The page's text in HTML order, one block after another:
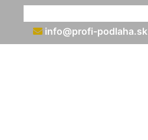
info@profi-podlaha.sk